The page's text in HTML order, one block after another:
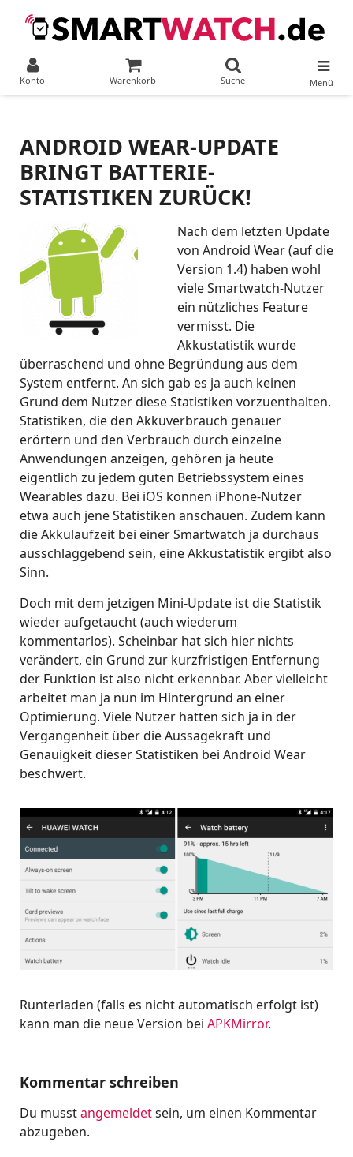
Konto Warenkorb Suche Menü
ANDROID WEAR-UPDATE
BRINGT BATTERIE-
STATISTIKEN ZURÜCK!
Nach dem letzten Update
von Android Wear (auf die
Version 1.4) haben wohl
viele Smartwatch-Nutzer
ein nützliches Feature
vermisst. Die
Akkustatistik wurde
überraschend und ohne Begründung aus dem
System entfernt. An sich gab es ja auch keinen
Grund dem Nutzer diese Statistiken vorzuenthalten.
Statistiken, die den Akkuverbrauch genauer
erörtern und den Verbrauch durch einzelne
Anwendungen anzeigen, gehören ja heute
eigentlich zu jedem guten Betriebssystem eines
Wearables dazu. Bei iOS können iPhone-Nutzer
etwa auch jene Statistiken anschauen. Zudem kann
die Akkulaufzeit bei einer Smartwatch ja durchaus
ausschlaggebend sein, eine Akkustatistik ergibt also
Sinn.
Doch mit dem jetzigen Mini-Update ist die Statistik
wieder aufgetaucht (auch wiederum
kommentarlos). Scheinbar hat sich hier nichts
verändert, ein Grund zur kurzfristigen Entfernung
der Funktion ist also nicht erkennbar. Aber vielleicht
arbeitet man ja nun im Hintergrund an einer
Optimierung. Viele Nutzer hatten sich ja in der
Vergangenheit über die Aussagekraft und
Genauigkeit dieser Statistiken bei Android Wear
beschwert.
Runterladen (falls es nicht automatisch erfolgt ist)
kann man die neue Version bei APKMirror.
Kommentar schreiben
Du musstangemeldetsein, um einen Kommentar
abzugeben.